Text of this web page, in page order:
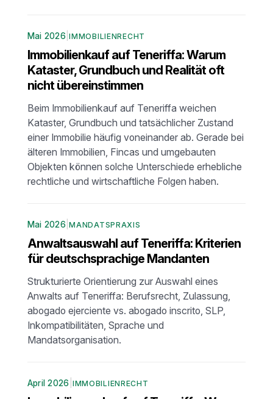
Mai 2026|IMMOBILIENRECHT
Immobilienkauf auf Teneriffa: Warum
Kataster, Grundbuch und Realität oft
nicht übereinstimmen
Beim Immobilienkauf auf Teneriffa weichen
Kataster, Grundbuch und tatsächlicher Zustand
einer Immobilie häufig voneinander ab. Gerade bei
älteren Immobilien, Fincas und umgebauten
Objekten können solche Unterschiede erhebliche
rechtliche und wirtschaftliche Folgen haben.
Mai 2026|MANDATSPRAXIS
Anwaltsauswahl auf Teneriffa: Kriterien
für deutschsprachige Mandanten
Strukturierte Orientierung zur Auswahl eines
Anwalts auf Teneriffa: Berufsrecht, Zulassung,
abogado ejerciente vs. abogado inscrito, SLP,
Inkompatibilitäten, Sprache und
Mandatsorganisation.
April 2026 IMMOBILIENRECHT